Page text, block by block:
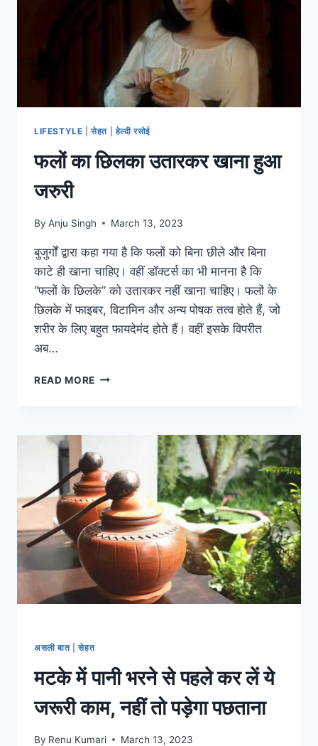
LIFESTYLE |सेहत| हेल्दी रसोई
फलों का छिलका उतारकर खाना हुआ
जरुरी
By Anju Singh March 13, 2023
बुजुर्गों द्वारा कहा गया है कि फलों को बिना छीले और बिना
काटे ही खाना चाहिए। वहीं डॉक्टर्स का भी मानना है कि
“फलों के छिलके” को उतारकर नहीं खाना चाहिए। फलों के
छिलके में फाइबर, विटामिन और अन्य पोषक तत्व होते हैं, जो
शरीर के लिए बहुत फायदेमंद होते हैं। वहीं इसके विपरीत
अब…
READ MORE फलों
हुआ
जरुरी
असली बात|सेहत
मटके में पानी भरने से पहले कर लें ये
जरूरी काम, नहीं तो पड़ेगा पछताना
By Renu Kumari March 13, 2023